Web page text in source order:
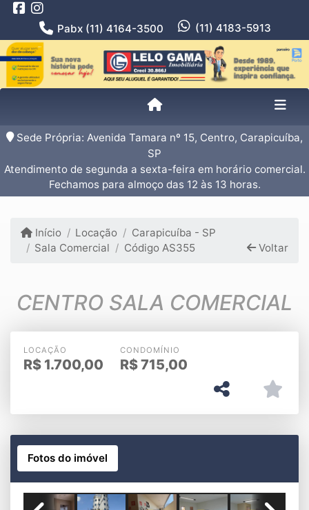
Pabx (11) 4164-3500 (11) 4183-5913
Sede Própria: Avenida Tamara nº 15, Centro, Carapicuíba,
SP
Atendimento de segunda a sexta-feira em horário comercial.
Fechamos para almoço das 12 às 13 horas.
Início Locação
Carapicuíba - SP
Sala Comercial
Código AS355 Voltar
CENTRO SALA COMERCIAL
LOCAÇÃO
R$ 1.700,00
CONDOMÍNIO
R$715,00
Fotos do imóvel
FACHADA